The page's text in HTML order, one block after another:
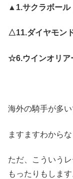
▲1.サクラボール
△11.ダイヤモン
☆6.ウインオリア
海外の騎手が多い
ますますわから
ただ、こういう
もったりもします